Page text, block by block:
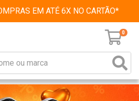
EM ATÉ 6X NO CARTÃO*
0